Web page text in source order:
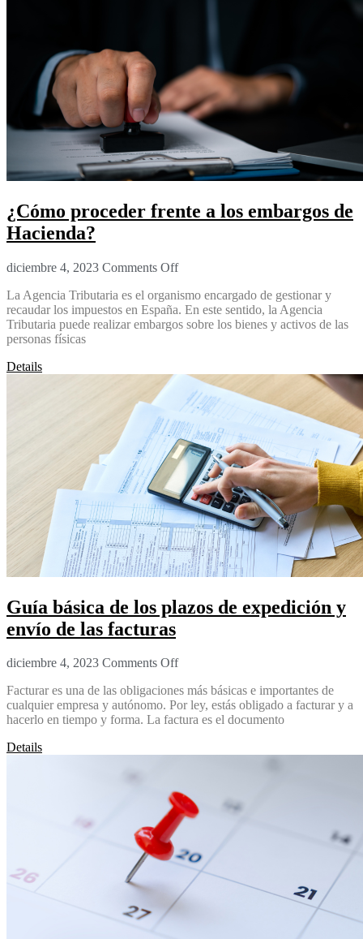
¿Cómo proceder frente a los embargos de
Hacienda?
diciembre 4, 2023 Comments Off
La Agencia Tributaria es el organismo encargado de gestionar y
recaudar los impuestos en España. En este sentido, la Agencia
Tributaria puede realizar embargos sobre los bienes y activos de las
personas físicas
Details
Guía básica de los plazos de expedición y
envío de las facturas
diciembre 4, 2023 Comments Off
Facturar es una de las obligaciones más básicas e importantes de
cualquier empresa y autónomo. Por ley, estás obligado a facturar y a
hacerlo en tiempo y forma. La factura es el documento
Details